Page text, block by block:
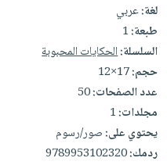
لغة:عربي
طبعة:1
السلسلة:الحكايات المحبوبة
حجم:17×12
عدد الصفحات:50
مجلدات:1
يحتوي على:صور/رسوم
ردمك:9789953102320